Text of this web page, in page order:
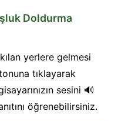
Doldurma
yerlere gelmesi
tıklayarak
sesini 🔊
öğrenebilirsiniz.